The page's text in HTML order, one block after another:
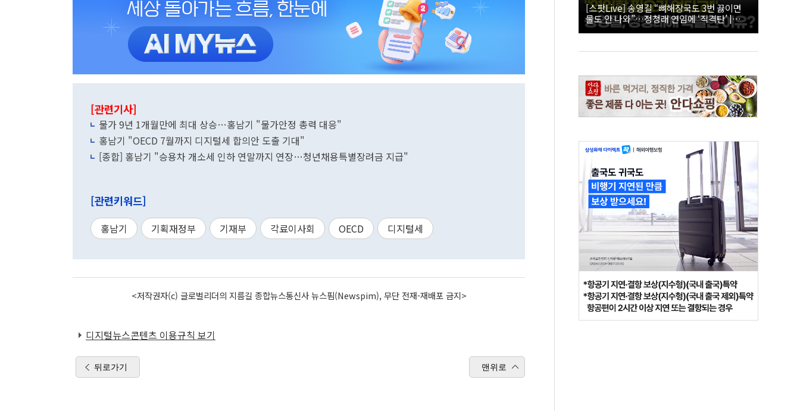
[관련기사]
물가 9년 1개월만에 최대 상승…홍남기 "물가안정 총력 대응"
홍남기 "OECD 7월까지 디지털세 합의안 도출 기대"
[종합] 홍남기 "승용차 개소세 인하 연말까지 연장…청년채용특별장려금 지급"
[관련키워드]
홍남기 기획재정부 기재부 각료이사회 OECD 디지털세
<저작권자(c) 글로벌리더의 지름길 종합뉴스통신사 뉴스핌(Newspim), 무단 전재-재배포 금지>
디지털뉴스콘텐츠 이용규칙 보기
뒤로가기 맨위로
[스팟Live] 송영길 “뼈해장국도 3번 끓이면
물도 안 나와”…정청래 연임에 ‘직격탄’ |
26.08.08 더불어민주당 당대표·최고위원 후